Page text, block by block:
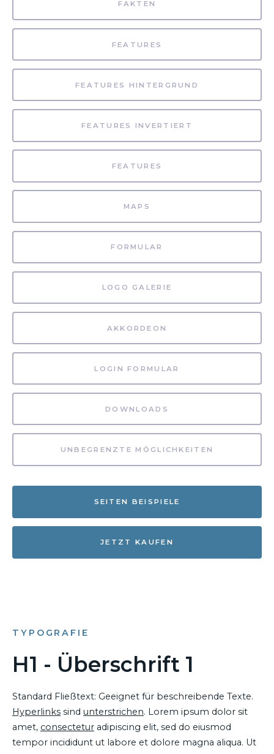
FAKTEN
FEATURES
FEATURES HINTERGRUND
FEATURES INVERTIERT
FEATURES
MAPS
FORMULAR
LOGO GALERIE
AKKORDEON
LOGIN FORMULAR
DOWNLOADS
UNBEGRENZTE MÖGLICHKEITEN
SEITEN BEISPIELE
JETZT KAUFEN
TYPOGRAFIE
H1 - Überschrift 1
Standard Fließtext: Geeignet für beschreibende Texte.
Hyperlinks sind unterstrichen. Lorem ipsum dolor sit
amet, consectetur adipiscing elit, sed do eiusmod
tempor incididunt ut labore et dolore magna aliqua. Ut